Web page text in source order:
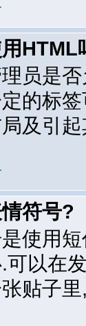
HTML
员是
的标
及引
符号?
使用
可以在
贴子